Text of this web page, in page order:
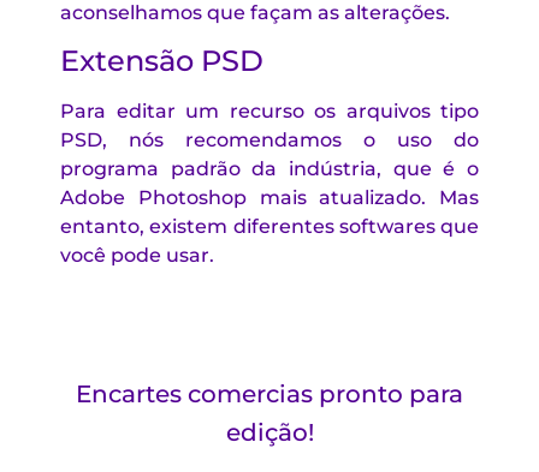
aconselhamos que façam as alterações.
Extensão PSD
Para editar um recurso os arquivos tipo
PSD, nós recomendamos o uso do
programa padrão da indústria, que é o
Adobe Photoshop mais atualizado. Mas
entanto, existem diferentes softwares que
você pode usar.
Encartes comercias pronto para
edição!